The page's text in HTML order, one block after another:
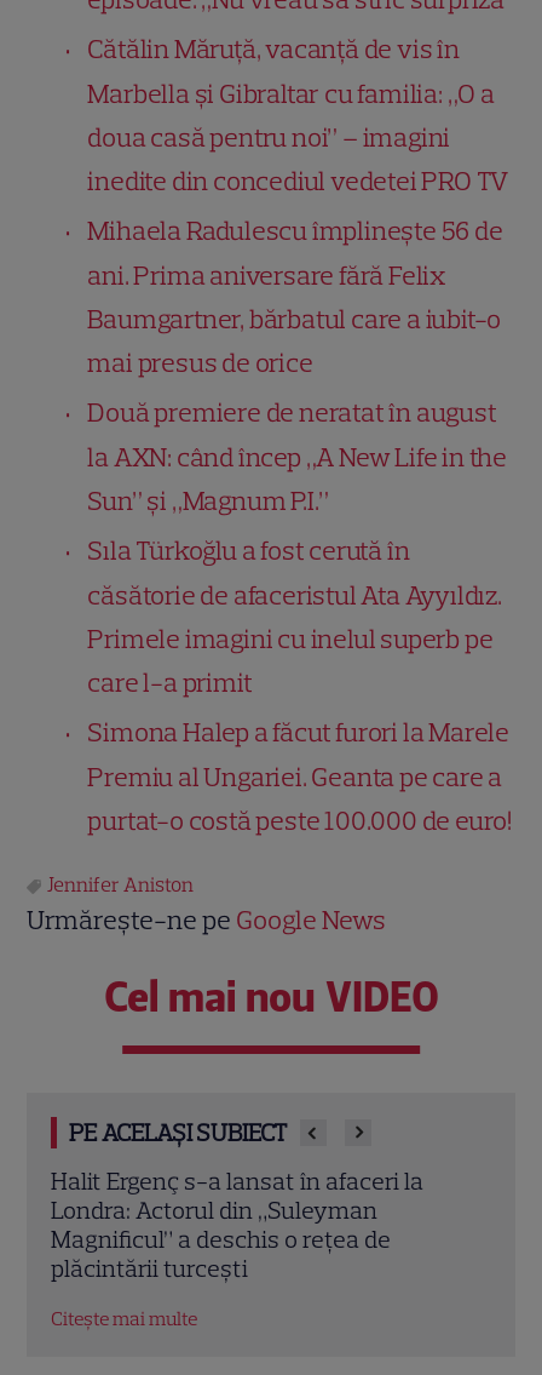
Cătălin Măruță, vacanță de vis în
Marbella și Gibraltar cu familia: „O a
doua casă pentru noi” – imagini
inedite din concediul vedetei PRO TV
Mihaela Radulescu împlinește 56 de
ani. Prima aniversare fără Felix
Baumgartner, bărbatul care a iubit-o
mai presus de orice
Două premiere de neratat în august
la AXN: când încep „A New Life in the
Sun” și „Magnum P.I.”
Sıla Türkoğlu a fost cerută în
căsătorie de afaceristul Ata Ayyıldız.
Primele imagini cu inelul superb pe
care l-a primit
Simona Halep a făcut furori la Marele
Premiu al Ungariei. Geanta pe care a
purtat-o costă peste 100.000 de euro!
Jennifer Aniston
Urmărește-ne pe Google News
Cel mai nou VIDEO
PE ACELAȘI SUBIECT
O mai ții minte pe mama lui Stifler din
„American Pie”? Jennifer Coolidge, la 64
de ani, dezvăluie greșeala pe care o
regretă și astăzi
Citește mai multe